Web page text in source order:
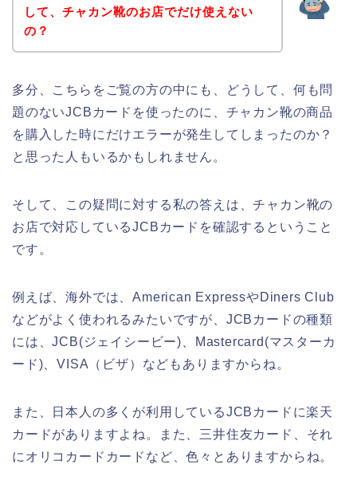
して、チャカン靴のお店でだけ使えない
の？
多分、こちらをご覧の方の中にも、どうして、何も問
題のないJCBカードを使ったのに、チャカン靴の商品
を購入した時にだけエラーが発生してしまったのか？
と思った人もいるかもしれません。
そして、この疑問に対する私の答えは、チャカン靴の
お店で対応しているJCBカードを確認するということ
です。
例えば、海外では、American ExpressやDiners Club
などがよく使われるみたいですが、JCBカードの種類
には、JCB(ジェイシービー)、Mastercard(マスターカ
ード)、VISA（ビザ）などもありますからね。
また、日本人の多くが利用しているJCBカードに楽天
カードがありますよね。また、三井住友カード、それ
にオリコカードカードなど、色々とありますからね。